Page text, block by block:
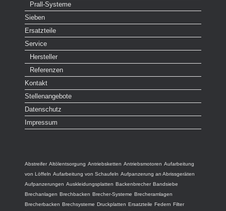
Prall-Systeme
Sieben
Ersatzteile
Service
Hersteller
Referenzen
Kontakt
Stellenangebote
Datenschutz
Impressum
Abstreifer Altölentsorgung Antriebsketten Antriebsmotoren Aufarbeitung
von Löffeln Aufarbeitung von Schaufeln Aufpanzerung an Abrissgeräten
Aufpanzerungen Auskleidungsplatten Backenbrecher Bandsiebe
Brechanlagen Brechbacken Brecher-Systeme Brecheramlagen
Brecherbacken Brechsysteme Druckplatten Ersatzteile Federn Filter